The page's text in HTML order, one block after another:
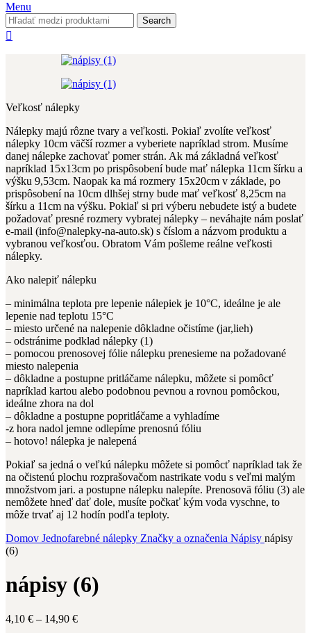
Menu
Search
Veľkosť nálepky
Nálepky majú rôzne tvary a veľkosti. Pokiaľ zvolíte veľkosť
nálepky 10cm väčší rozmer a vyberiete napríklad strom. Musíme
danej nálepke zachovať pomer strán. Ak má základná veľkosť
napríklad 15x13cm po prispôsobení bude mať nálepka 11cm šírku a
výšku 9,53cm. Naopak ka má rozmery 15x20cm v základe, po
prispôsobení na 10cm dlhšej strny bude mať veľkosť 8,25cm na
šírku a 11cm na výšku. Pokiaľ si pri výberu nebudete istý a budete
požadovať presné rozmery vybratej nálepky – neváhajte nám poslať
e-mail (info@nalepky-na-auto.sk) s číslom a názvom produktu a
vybranou veľkosťou. Obratom Vám pošleme reálne veľkosti
nálepky.
Ako nalepiť nálepku
– minimálna teplota pre lepenie nálepiek je 10°C, ideálne je ale
lepenie nad teplotu 15°C
– miesto určené na nalepenie dôkladne očistíme (jar,lieh)
– odstránime podklad nálepky (1)
– pomocou prenosovej fólie nálepku prenesieme na požadované
miesto nalepenia
– dôkladne a postupne pritláčame nálepku, môžete si pomôcť
napríklad kartou alebo podobnou pevnou a rovnou pomôckou,
ideálne zhora na dol
– dôkladne a postupne popritláčame a vyhladíme
-z hora nadol jemne odlepíme prenosnú fóliu
– hotovo! nálepka je nalepená
Pokiaľ sa jedná o veľkú nálepku môžete si pomôcť napríklad tak že
na očistenú plochu rozprašovačom nastrikate vodu s veľmi malým
množstvom jari. a postupne nálepku nalepíte. Prenosovä fóliu (3) ale
nemôžete hneď dať dole, musíte počkať kým voda vyschne, to
môže trvať aj 12 hodín podľa teploty.
Domov Jednofarebné nálepky Značky a označenia Nápisy nápisy
(6)
nápisy (6)
4,10 € – 14,90 €Price